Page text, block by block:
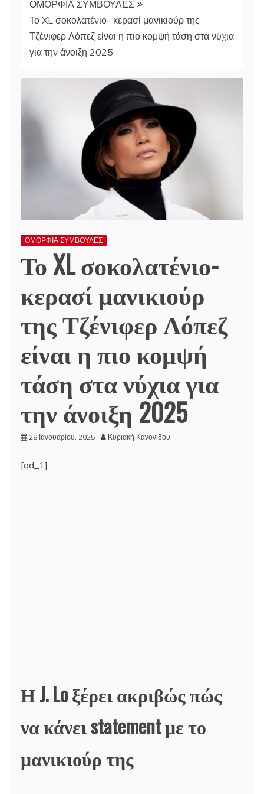
ΟΜΟΡΦΙΑ ΣΥΜΒΟΥΛΕΣ
Το XL σοκολατένιο- κερασί μανικιούρ της
Τζένιφερ Λόπεζ είναι η πιο κομψή τάση στα νύχια
για την άνοιξη 2025
ΟΜΟΡΦΙΑ ΣΥΜΒΟΥΛΕΣ
Το XL σοκολατένιο-
κερασί μανικιούρ
της Τζένιφερ Λόπεζ
είναι η πιο κομψή
τάση στα νύχια για
την άνοιξη 2025
28 Ιανουαρίου, 2025 Κυριακή Κανονίδου
[ad_1]
Η J. Lo ξέρει ακριβώς πώς
να κάνει statement με το
μανικιούρ της